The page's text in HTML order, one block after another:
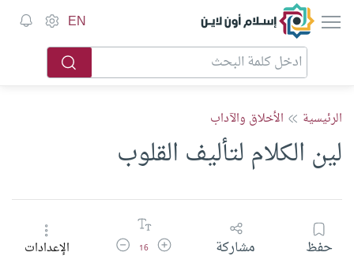
إسلام أون لاين EN
الرئيسية الأخلاق والآداب
لين الكلام لتأليف القلوب
حفظ مشاركة زيادة حجم الخط
16 تقليل حجم الخطالإعدادات